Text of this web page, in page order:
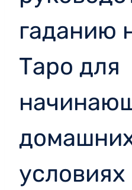
гаданию
Таро для
условиях